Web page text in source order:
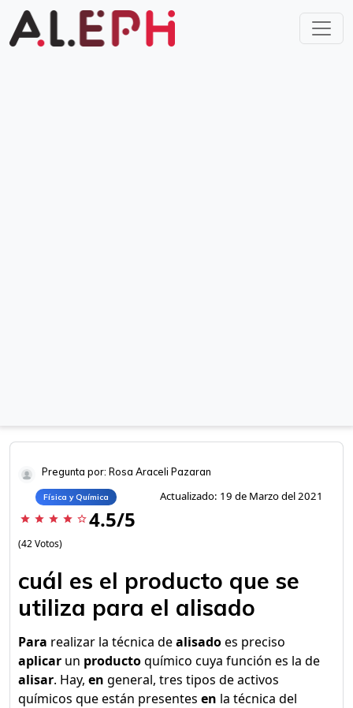
Pregunta por: Rosa Araceli Pazaran
Física y Química Actualizado: 19 de Marzo del 2021
star star star star star_border 4.5/5
(42 Votos)
cuál es el producto que se
utiliza para el alisado
Para realizar la técnica dealisadoes preciso
aplicar un productoquímico cuya función es la de
alisar. Hay, en general, tres tipos de activos
químicos que están presentes en la técnica del